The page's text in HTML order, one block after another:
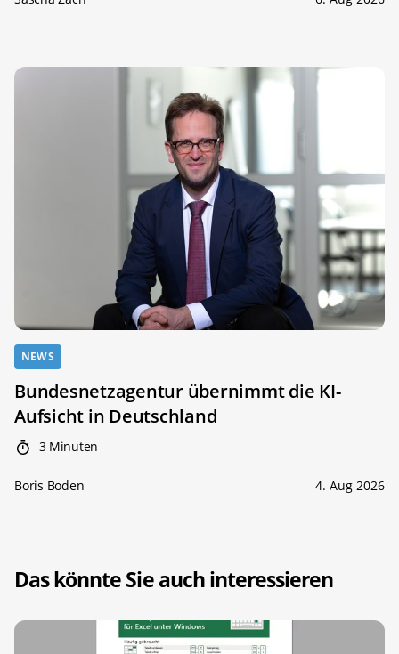
NEWS
Bundesnetzagentur übernimmt die KI-
Aufsicht in Deutschland
3 Minuten
Boris Boden 4. Aug 2026
Das könnte Sie auch interessieren